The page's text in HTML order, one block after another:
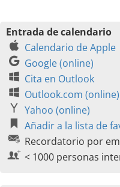
Entrada de calendario
Calendario de Apple
Google (online)
Cita en Outlook
Outlook.com (online)
Yahoo (online)
Añadir a la lista de
Recordatorio por
< 1000 personas